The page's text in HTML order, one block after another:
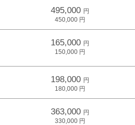
495,000
450,000
165,000
150,000
198,000
180,000
363,000
330,000